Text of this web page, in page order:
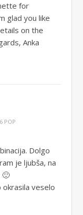
for
glad you like
on the
Anka
POP
Dolgo
je ljubša, na
🙂
okrasila veselo